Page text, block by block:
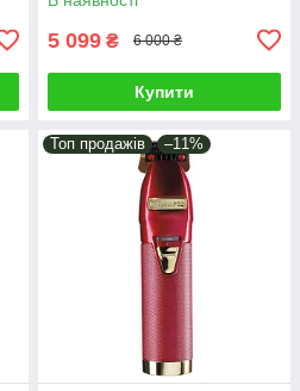
5 099 ₴ 6 000 ₴
Купити
Топ продажів –11%